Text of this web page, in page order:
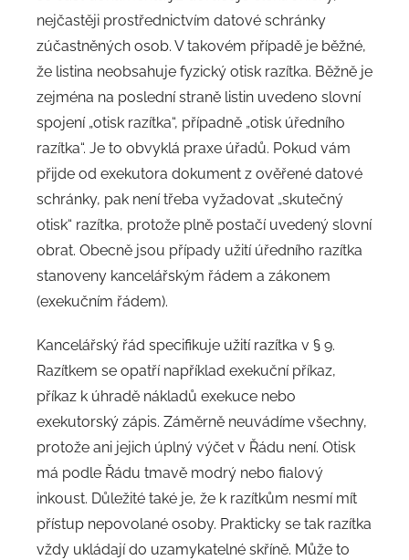
nejčastěji prostřednictvím datové schránky
zúčastněných osob. V takovém případě je běžné,
že listina neobsahuje fyzický otisk razítka. Běžně je
zejména na poslední straně listin uvedeno slovní
spojení „otisk razítka“, případně „otisk úředního
razítka“. Je to obvyklá praxe úřadů. Pokud vám
přijde od exekutora dokument z ověřené datové
schránky, pak není třeba vyžadovat „skutečný
otisk“ razítka, protože plně postačí uvedený slovní
obrat. Obecně jsou případy užití úředního razítka
stanoveny kancelářským řádem a zákonem
(exekučním řádem).
Kancelářský řád specifikuje užití razítka v § 9.
Razítkem se opatří například exekuční příkaz,
příkaz k úhradě nákladů exekuce nebo
exekutorský zápis. Záměrně neuvádíme všechny,
protože ani jejich úplný výčet v Řádu není. Otisk
má podle Řádu tmavě modrý nebo fialový
inkoust. Důležité také je, že k razítkům nesmí mít
přístup nepovolané osoby. Prakticky se tak razítka
vždy ukládají do uzamykatelné skříně. Může to